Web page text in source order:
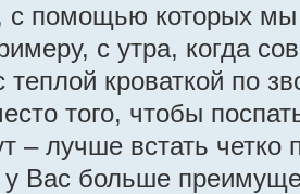
с помощью которых
с утра, когда
теплой кроваткой по
того, чтобы
– лучше встать четко
у Вас больше